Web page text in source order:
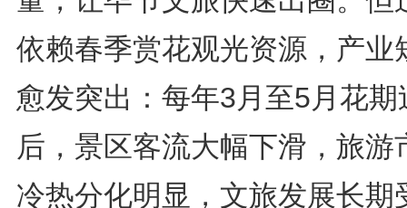
依赖春季赏花观光资源，产业
愈发突出：每年3月至5月花期
后，景区客流大幅下滑，旅游
冷热分化明显，文旅发展长期